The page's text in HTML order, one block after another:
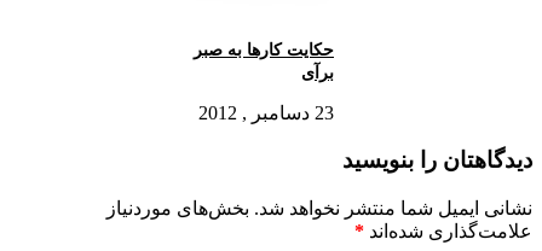
حکایت کارها به صبر
برآی
23 دسامبر , 2012
دیدگاهتان را بنویسید
نشانی ایمیل شما منتشر نخواهد شد. بخش‌های موردنیاز
علامت‌گذاری شده‌اند *